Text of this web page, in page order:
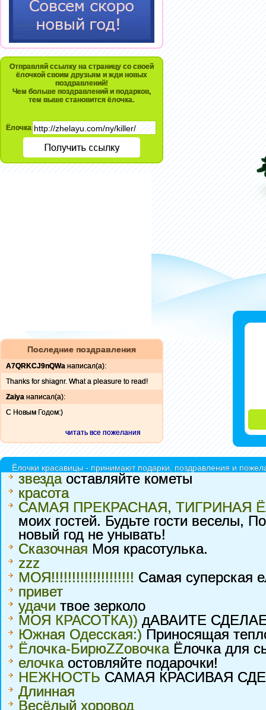
Отправляй ссылку на страницу со своей
ёлочкой своим друзьям и жди новых
поздравлений!
Чем больше поздравлений и подарков,
тем выше становится ёлочка.
Ёлочка
Последние поздравления
A7QRKCJ9nQWa написал(а):
Thanks for shiagnr. What a pleasure to read!
Zaiya написал(а):
С Новым Годом:)
читать все пожелания
Ёлочки красавицы - принимают подарки, поздравления и
звездаоставляйте кометы
красота
САМАЯ ПРЕКРАСНАЯ, ТИГРИНАЯ
моих гостей. Будьте гости веселы,
новый год не унывать!
Сказочная Моя красотулька.
zzz
МОЯ!!!!!!!!!!!!!!!!!!!! Самая суперская
привет
удачи твое зерколо
МОЯ КРАСОТКА)) дАВАИТЕ
Южная Одесская:) Приносящая
Ёлочка-БирюZZовочкаЁлочка для
елочкаостовляйте подарочки!
НЕЖНОСТЬ САМАЯ КРАСИВАЯ
Длинная
Весёлый хоровод